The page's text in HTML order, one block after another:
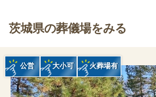
茨城県の葬儀場をみる
公営 大小可 火葬場有